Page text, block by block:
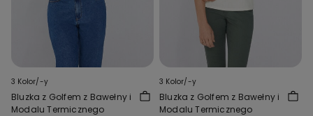
3 Kolor/-y
Bluzka z Golfem z Bawełny i
Modalu Termicznego
3 Kolor/-y
Bluzka z Golfem z Bawełny i
Modalu Termicznego